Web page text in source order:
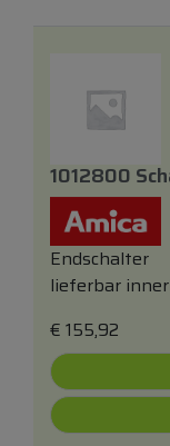
1012800
Endschalter
lieferbar
€ 155,92